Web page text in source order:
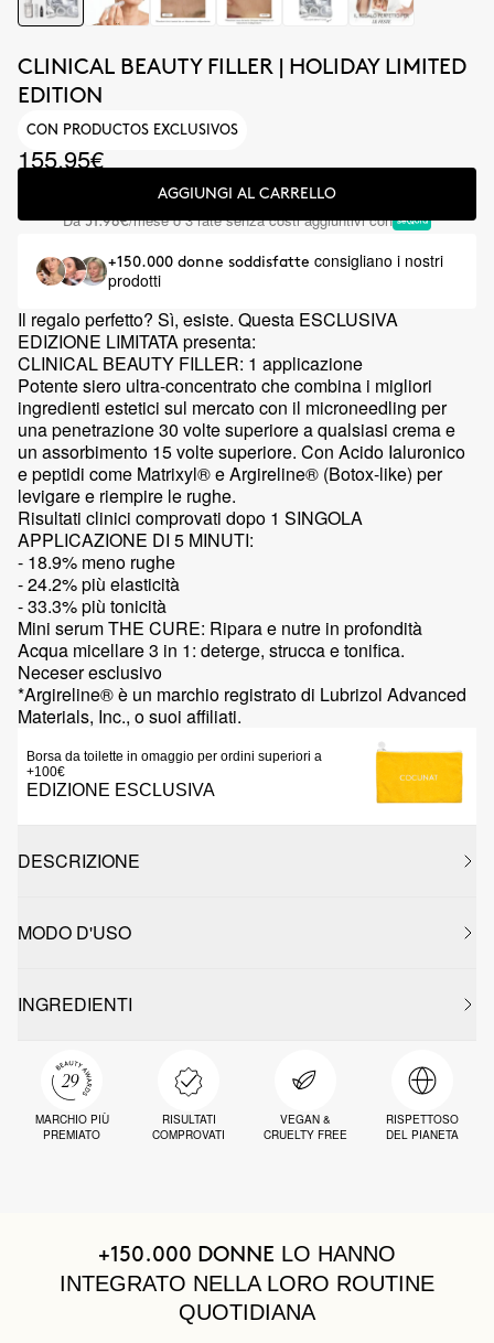
CLINICAL BEAUTY FILLER | HOLIDAY LIMITED
EDITION
CON PRODUCTOS EXCLUSIVOS
155.95€
AGGIUNGI AL CARRELLO
Da51.98€/mese o 3 rate senza costi aggiuntivi con
+150.000 donne soddisfatte consigliano i nostri
prodotti
Il regalo perfetto? Sì, esiste. Questa ESCLUSIVA
EDIZIONE LIMITATA presenta:
CLINICAL BEAUTY FILLER: 1 applicazione
Potente siero ultra-concentrato che combina i migliori
ingredienti estetici sul mercato con il microneedling per
una penetrazione 30 volte superiore a qualsiasi crema e
un assorbimento 15 volte superiore. Con Acido Ialuronico
e peptidi come Matrixyl® e Argireline® (Botox-like) per
levigare e riempire le rughe.
Risultati clinici comprovati dopo 1 SINGOLA
APPLICAZIONE DI 5 MINUTI:
- 18.9% meno rughe
- 24.2% più elasticità
- 33.3% più tonicità
Mini serum THE CURE: Ripara e nutre in profondità
Acqua micellare 3 in 1: deterge, strucca e tonifica.
Neceser esclusivo
*Argireline® è un marchio registrato di Lubrizol Advanced
Materials, Inc., o suoi affiliati.
Borsa da toilette in omaggio per ordini superiori a
+100€
EDIZIONE ESCLUSIVA
DESCRIZIONE
MODO D'USO
INGREDIENTI
MARCHIO PIÙ
PREMIATO
RISULTATI
COMPROVATI
VEGAN &
CRUELTY FREE
RISPETTOSO
DEL PIANETA
+150.000 DONNE LO HANNO
INTEGRATO NELLA LORO ROUTINE
QUOTIDIANA